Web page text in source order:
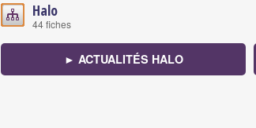
Halo
44 fiches
► ACTUALITÉS HALO